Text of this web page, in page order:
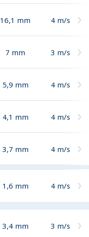
16,1 mm 4 m/s
7 mm 3 m/s
5,9 mm 4 m/s
4,1 mm 4 m/s
3,7 mm 4 m/s
1,6 mm 4 m/s
3,4 mm 3 m/s